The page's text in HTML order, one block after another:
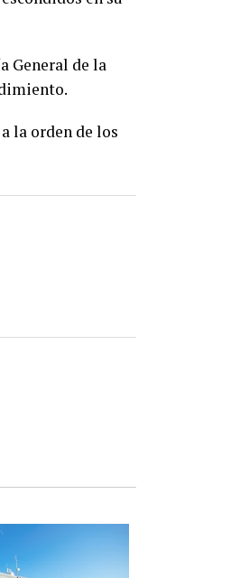
General de la
la orden de los